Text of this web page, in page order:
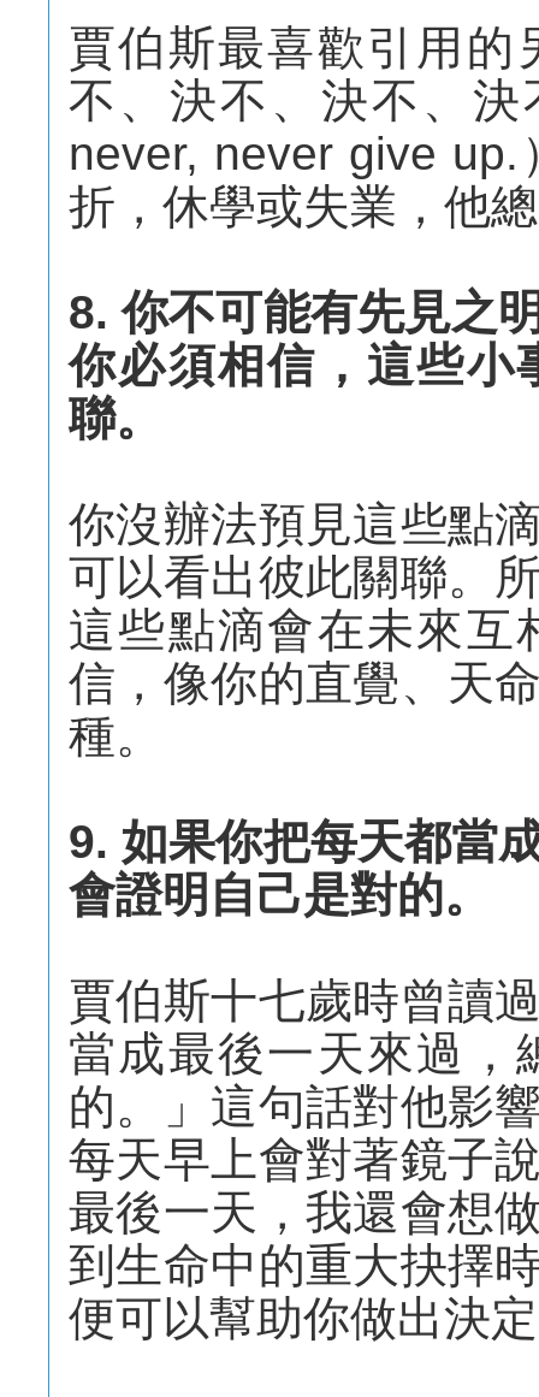
賈伯斯最喜歡引用的
不、決不、決不、決
never, never give
折，休學或失業，他
8. 你不可能有先見之
你必須相信，這些小
聯。
你沒辦法預見這些點
可以看出彼此關聯。
這些點滴會在未來互
信，像你的直覺、天
種。
9. 如果你把每天都當
會證明自己是對的。
賈伯斯十七歲時曾讀
當成最後一天來過，
的。」這句話對他影
每天早上會對著鏡子
最後一天，我還會想
到生命中的重大抉擇
便可以幫助你做出決